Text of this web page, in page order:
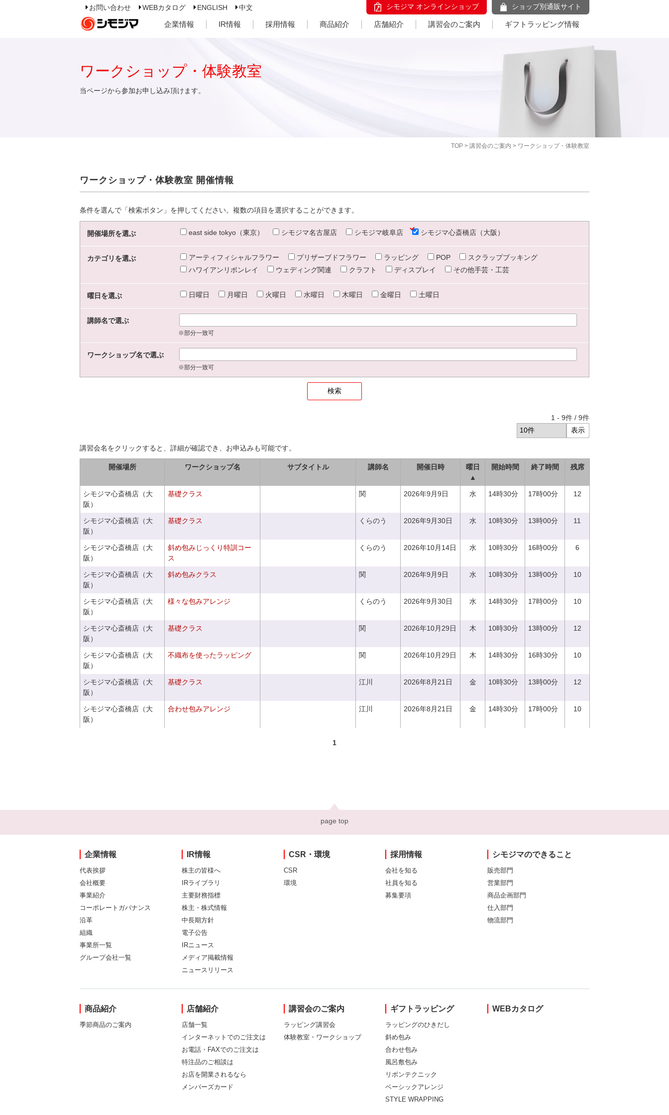
お問い合わせ WEBカタログ ENGLISH 中文 シモジマ オンラインショップ ショップ別通販サイト
企業情報 IR情報 採用情報 商品紹介 店舗紹介 講習会のご案内 ギフトラッピング情報
TOP > 講習会のご案内 > ワークショップ・体験教室
ワークショップ・体験教室
当ページから参加お申し込み頂けます。
ワークショップ・体験教室 開催情報
条件を選んで「検索ボタン」を押してください。複数の項目を選択することができます。
開催場所を選ぶ east side tokyo（東京） シモジマ名古屋店 シモジマ岐阜店 シモジマ心斎橋店（大阪）
カテゴリを選ぶ アーティフィシャルフラワー プリザーブドフラワー ラッピング POP
スクラップブッキング
ハワイアンリボンレイ
ウェディング関連 クラフト ディスプレイ その他手芸・工芸
曜日を選ぶ 日曜日 月曜日 火曜日 水曜日 木曜日 金曜日 土曜日
講師名で選ぶ
※部分一致可
ワークショップ名で選ぶ
※部分一致可
1 - 9件 / 9件
講習会名をクリックすると、詳細が確認でき、お申込みも可能です。
開催場所 ワークショップ名 サブタイトル 講師名 開催日時
曜日
▲
開始時間 終了時間 残席
シモジマ心斎橋店（大
阪）
基礎クラス 関 2026年9月9日 水 14時30分 17時00分 12
シモジマ心斎橋店（大
阪）
基礎クラス くらのう 2026年9月30日 水 10時30分 13時00分 11
シモジマ心斎橋店（大
阪）
斜め包みじっくり特訓コー
ス
くらのう 2026年10月14日 水 10時30分 16時00分 6
シモジマ心斎橋店（大
阪）
斜め包みクラス 関 2026年9月9日 水 10時30分 13時00分 10
シモジマ心斎橋店（大
阪）
様々な包みアレンジ くらのう 2026年9月30日 水 14時30分 17時00分 10
シモジマ心斎橋店（大
阪）
基礎クラス 関 2026年10月29日 木 10時30分 13時00分 12
シモジマ心斎橋店（大
阪）
不織布を使ったラッピング 関 2026年10月29日 木 14時30分 16時30分 10
シモジマ心斎橋店（大
阪）
基礎クラス 江川 2026年8月21日 金 10時30分 13時00分 12
シモジマ心斎橋店（大
阪）
合わせ包みアレンジ 江川 2026年8月21日 金 14時30分 17時00分 10
1
page top
企業情報
代表挨拶
会社概要
事業紹介
コーポレートガバナンス
沿革
組織
事業所一覧
グループ会社一覧
IR情報
株主の皆様へ
IRライブラリ
主要財務指標
株主・株式情報
中長期方針
電子公告
IRニュース
メディア掲載情報
ニュースリリース
CSR・環境
CSR
環境
採用情報
会社を知る
社員を知る
募集要項
シモジマのできること
販売部門
営業部門
商品企画部門
仕入部門
物流部門
商品紹介
季節商品のご案内
店舗紹介
店舗一覧
インターネットでのご注文は
お電話・FAXでのご注文は
特注品のご相談は
お店を開業されるなら
メンバーズカード
講習会のご案内
ラッピング講習会
体験教室・ワークショップ
ギフトラッピング
ラッピングのひきだし
斜め包み
合わせ包み
風呂敷包み
リボンテクニック
ベーシックアレンジ
STYLE WRAPPING
WEBカタログ